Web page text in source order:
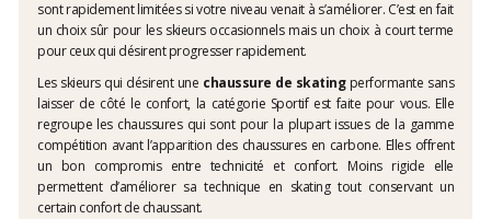
sont rapidement limitées si votre niveau venait à s’améliorer. C’est en fait
un choix sûr pour les skieurs occasionnels mais un choix à court terme
pour ceux qui désirent progresser rapidement.
Les skieurs qui désirent une chaussure de skatingperformante sans
laisser de côté le confort, la catégorie Sportif est faite pour vous. Elle
regroupe les chaussures qui sont pour la plupart issues de la gamme
compétition avant l’apparition des chaussures en carbone. Elles offrent
un bon compromis entre technicité et confort. Moins rigide elle
permettent d’améliorer sa technique en skating tout conservant un
certain confort de chaussant.